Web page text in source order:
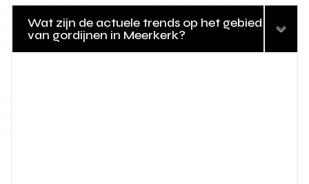
Wat zijn de actuele trends op het gebied
van gordijnen in Meerkerk?